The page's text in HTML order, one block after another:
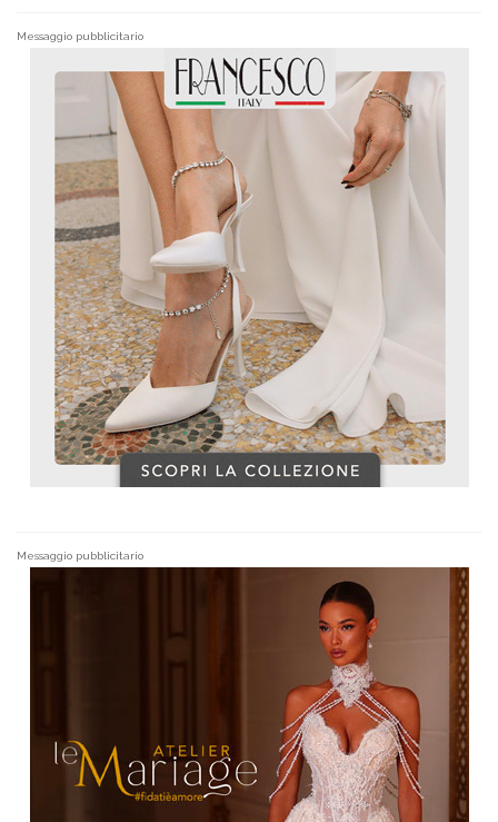
Messaggio pubblicitario
Messaggio pubblicitario